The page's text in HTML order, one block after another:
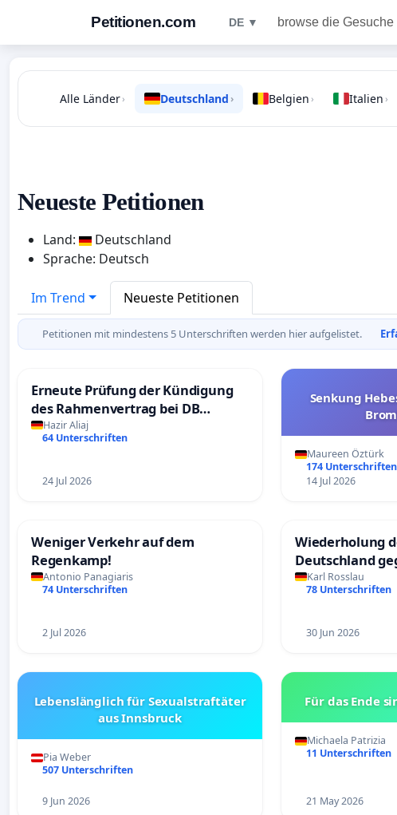
Petitionen.com DE ▼ browse die Gesuche
Alle Länder› Deutschland › Belgien › Italien ›
Neueste Petitionen
Land:
Deutschland
Sprache: Deutsch
Im Trend Neueste Petitionen
Petitionen mit mindestens 5 Unterschriften werden hier aufgelistet.
Erneute Prüfung der Kündigung
des Rahmenvertrag bei DB
Fahrwegdienste Gmbh
Hazir Aliaj
64 Unterschriften
24 Jul 2026
Senkung
Maureen Öztürk
174 Unterschriften
14 Jul 2026
Weniger Verkehr auf dem
Regenkamp!
Antonio Panagiaris
74 Unterschriften
2 Jul 2026
Wiederholung
Deutschland
Karl Rosslau
78 Unterschriften
30 Jun 2026
Lebenslänglich für Sexualstraftäter
aus Innsbruck
Pia Weber
507 Unterschriften
9 Jun 2026
Für das Ende
Michaela Patrizia
11 Unterschriften
21 May 2026